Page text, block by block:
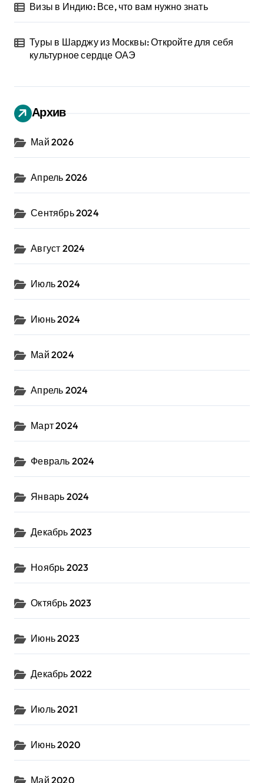
Визы в Индию: Все, что вам нужно знать
Туры в Шарджу из Москвы: Откройте для себя
культурное сердце ОАЭ
Архив
Май 2026
Апрель 2026
Сентябрь 2024
Август 2024
Июль 2024
Июнь 2024
Май 2024
Апрель 2024
Март 2024
Февраль 2024
Январь 2024
Декабрь 2023
Ноябрь 2023
Октябрь 2023
Июнь 2023
Декабрь 2022
Июль 2021
Июнь 2020
Май 2020